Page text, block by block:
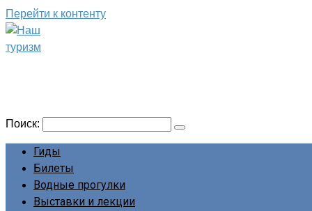
Перейти к контенту
Поиск:
Гиды
Билеты
Водные прогулки
Выставки и лекции